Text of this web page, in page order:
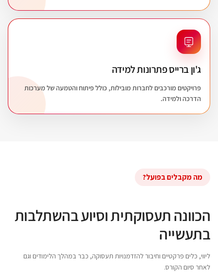
ג'ון ברייס פתרונות למידה
פרויקטים מורכבים לחברות מובילות, כולל פיתוח והטמעה של מערכות
הדרכה ולמידה.
מה מקבלים בפועל?
הכוונה תעסוקתית וסיוע בהשתלבות
בתעשייה
ליווי, כלים פרקטיים וחיבור להזדמנויות תעסוקה, כבר במהלך הלימודים וגם
לאחר סיום הקורס.